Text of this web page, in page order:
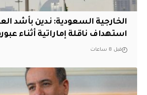
‏الخارجية السعودية: ندين بأشد
استهداف ناقلة إماراتية أثناء
قبل 8 ساعات